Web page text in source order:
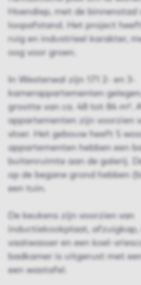
Hoendiep, met de binnenstad
loopafstand. Het project
ruig en industrieel karakter,
oog voor groen.
In Westerwal zijn 171 2- en 3-
kamerappartementen
grootte van ca. 48 tot 84 m².
appartementen zijn voorzien
vloer. Het gebouw heeft 5
appartementen hebben een
buitenruimte aan de galerij.
op de begane grond hebben
een tuin.
De keukens zijn voorzien van
inductiekookplaat, afzuigkap,
vaatwasser en een koel-
badkamer is uitgerust met
een wastafel.